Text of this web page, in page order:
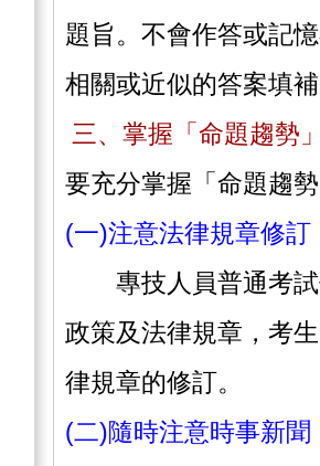
題旨。不會作答或記
相關或近似的答案填
三、掌握「命題趨勢
要充分掌握「命題趨
(一)注意法律規章修訂
專技人員普通考試
政策及法律規章，考
律規章的修訂。
(二)隨時注意時事新聞